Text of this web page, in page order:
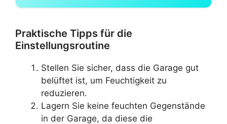
Praktische Tipps für die
Einstellungsroutine
Stellen Sie sicher, dass die Garage gut
belüftet ist, um Feuchtigkeit zu
reduzieren.
Lagern Sie keine feuchten Gegenstände
in der Garage, da diese die